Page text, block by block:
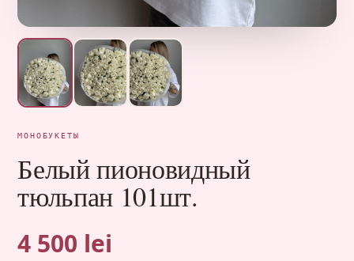
МОНОБУКЕТЫ
Белый пионовидный
тюльпан 101шт.
4 500 lei